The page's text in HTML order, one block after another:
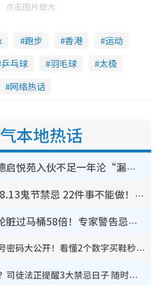
点击图片放大
跑步 香港
运动
乒乓球 羽毛球
太极
网络热话
本地热话
“居屋王”启德启悦苑入伙不足一年沦“漏水之王”！插座喷火花致大停电 多户业主全屋家电报废
鬼门开2026｜8.13鬼节禁忌 22件事不能做！烧肉、刺身要少食？半夜勿吹口哨/打给个电话
行李清洁｜车轮脏过马桶58倍！专家警告忌用酒精擦 教1招免脏手除菌
New Balance型号密码大公开！看懂2个数字买鞋秒知功能免中伏 附5大热门鞋款
剪头发都要择日？司徒法正提醒3大禁忌日子 随时剪走财运！这日剪发恐“剪寿命”？